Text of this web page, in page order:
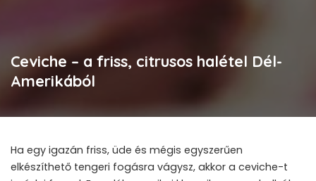
Ceviche – a friss, citrusos halétel Dél-
Amerikából
Ha egy igazán friss, üde és mégis egyszerűen
elkészíthető tengeri fogásra vágysz, akkor a ceviche-t